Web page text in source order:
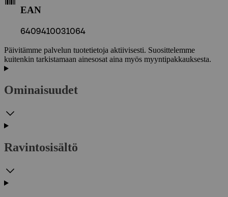
EAN
6409410031064
Päivitämme palvelun tuotetietoja aktiivisesti. Suosittelemme
kuitenkin tarkistamaan ainesosat aina myös myyntipakkauksesta.
Ominaisuudet
Ravintosisältö